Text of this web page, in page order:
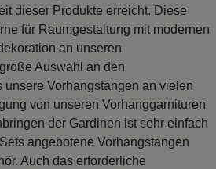
dieser Produkte erreicht. Diese
für Raumgestaltung mit modernen
an unseren
Auswahl an den
Vorhangstangen an vielen
von unseren Vorhanggarnituren
der Gardinen ist sehr einfach
angebotene Vorhangstangen
Auch das erforderliche